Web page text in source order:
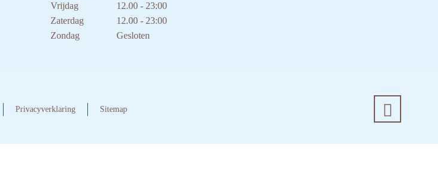
Vrijdag
12.00 - 23:00
Zaterdag
12.00 - 23:00
Zondag
Gesloten
Privacyverklaring Sitemap